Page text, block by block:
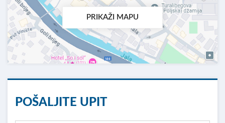
PRIKAŽI MAPU
POŠALJITE UPIT